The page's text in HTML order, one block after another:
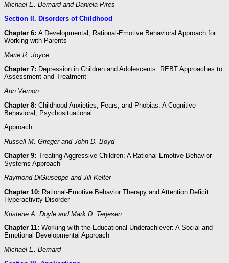
Michael E. Bernard and Daniela Pires
Section II. Disorders of Childhood
Chapter 6: A Developmental, Rational-Emotive Behavioral Approach for
Working with Parents
Marie R. Joyce
Chapter 7: Depression in Children and Adolescents: REBT Approaches to
Assessment and Treatment
Ann Vernon
Chapter 8: Childhood Anxieties, Fears, and Phobias: A Cognitive-
Behavioral, Psychosituational
Approach
Russell M. Grieger and John D. Boyd
Chapter 9: Treating Aggressive Children: A Rational-Emotive Behavior
Systems Approach
Raymond DiGiuseppe and Jill Kelter
Chapter 10: Rational-Emotive Behavior Therapy and Attention Deficit
Hyperactivity Disorder
Kristene A. Doyle and Mark D. Terjesen
Chapter 11: Working with the Educational Underachiever: A Social and
Emotional Developmental Approach
Michael E. Bernard